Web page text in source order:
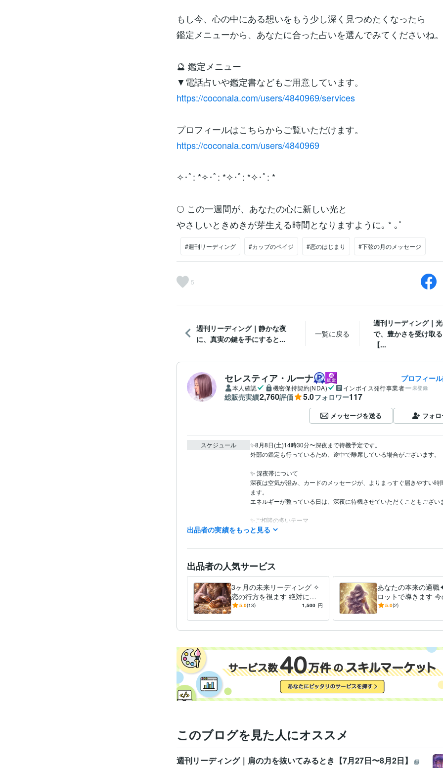
もし今、心の中にある想いをもう少し深く見つめたくなったら
鑑定メニューから、あなたに合った占いを選んでみてくださいね。
🔮 鑑定メニュー
▼電話占いや鑑定書などもご用意しています。
https://coconala.com/users/4840969/services
プロフィールはこちらからご覧いただけます。
https://coconala.com/users/4840969
✧･ﾟ: *✧･ﾟ: *✧･ﾟ: *✧･ﾟ: *
🌕 この一週間が、あなたの心に新しい光と
やさしいときめきが芽生える時間となりますように｡ * ｡˚
#週刊リーディング #カップのペイジ #恋のはじまり #下弦の月のメッセージ
5
週刊リーディング｜静かな夜
に、真実の鍵を手にすると...
一覧に戻る
週刊リーディング｜
で、豊かさを受け取
【...
セレスティア・ルーナ プロフィー
本人確認 機密保持契約(NDA) インボイス発行事業者 未登録
総販売実績2,760評価 5.0フォロワー117
メッセージを送る フォ
スケジュール
✨8月8日(土)14時30分〜深夜まで待機予定です。
外部の鑑定も行っているため、途中で離席している場合がございます。
✨ 深夜帯について
深夜は空気が澄み、カードのメッセージが、よりまっすぐ届きやすい時
ます。
エネルギーが整っている日は、深夜に待機させていただくこともござい
✨ご相談の多いテーマ
恋愛・お仕事に関するご相談──
職場の人間関係 / 天職・適職・転職 など
安心してお声かけくださいね。
✨ 待機時間外の鑑定
待機中でなくても、鑑定が可能な場合がございます。
お急ぎの方や迷われている方は、
お気軽にDMよりお声かけください。
ライフスタイル・その他 / 美容師・ネイリスト・美容家 経験年数 : 8
出品者の実績をもっと見る
出品者の人気サービス
3ヶ月の未来リーディング ✧
恋の行方を視ます 絶対に知
りたい彼の本音 ✦ 3ヶ月以内
5.0(13) 1,500 円
あなたの本来の適
ロットで導きます
を続ける？転職す
5.0(2)
このブログを見た人にオススメ
週刊リーディング｜肩の力を抜いてみるとき【7月27日〜8月2日】